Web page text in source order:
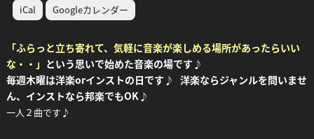
iCal Googleカレンダー
「ふらっと立ち寄れて、気軽に音楽が楽しめる場所があったらいい
な・・」 という思いで始めた音楽の場です♪
毎週木曜は洋楽orインストの日です♪ 洋楽ならジャンルを問いませ
ん、インストなら邦楽でもOK♪
一人２曲です♪